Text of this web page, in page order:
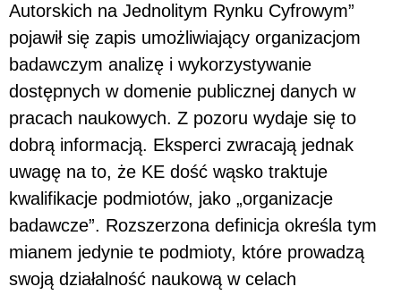
Autorskich na Jednolitym Rynku Cyfrowym”
pojawił się zapis umożliwiający organizacjom
badawczym analizę i wykorzystywanie
dostępnych w domenie publicznej danych w
pracach naukowych. Z pozoru wydaje się to
dobrą informacją. Eksperci zwracają jednak
uwagę na to, że KE dość wąsko traktuje
kwalifikacje podmiotów, jako „organizacje
badawcze”. Rozszerzona definicja określa tym
mianem jedynie te podmioty, które prowadzą
swoją działalność naukową w celach